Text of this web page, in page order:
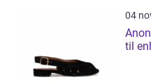
04
til